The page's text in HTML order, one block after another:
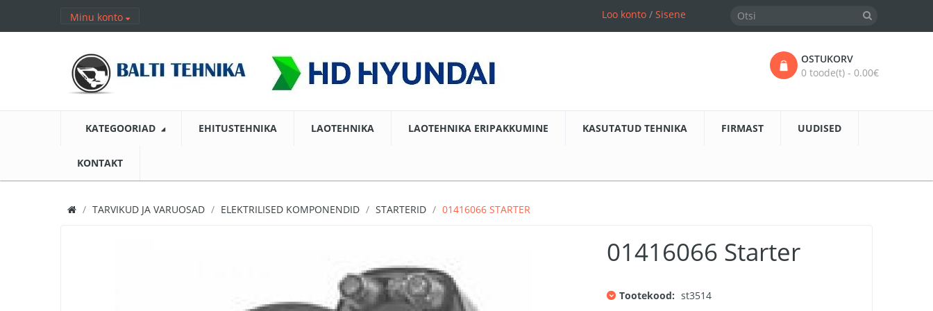
Minu konto Loo konto/ Sisene
OSTUKORV
0 toode(t) - 0.00€
KATEGOORIAD EHITUSTEHNIKA LAOTEHNIKA LAOTEHNIKA ERIPAKKUMINE KASUTATUD TEHNIKA FIRMAST UUDISED
KONTAKT
TARVIKUD JA VARUOSAD ELEKTRILISED KOMPONENDID STARTERID 01416066 STARTER
01416066 Starter
Tootekood: st3514